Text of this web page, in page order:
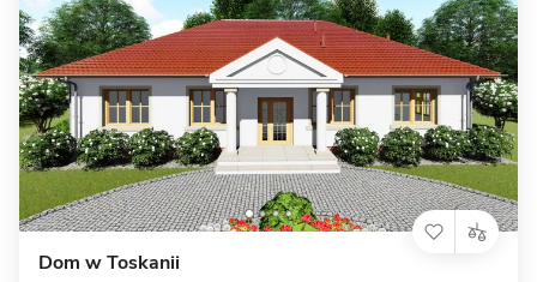
Dom w Toskanii